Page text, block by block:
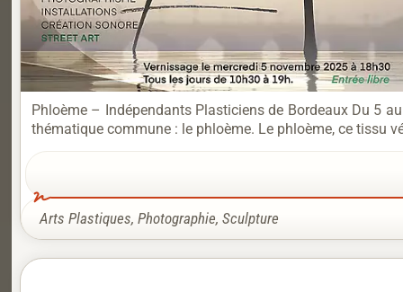
Phloème – Indépendants Plasticiens de Bordeaux Du 5
thématique commune : le phloème. Le phloème, ce tissu
Arts Plastiques, Photographie, Sculpture